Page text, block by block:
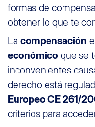
formas de
obtener lo que te
La compensación
económico que se
inconvenientes
derecho está
Europeo CE 261/
criterios para